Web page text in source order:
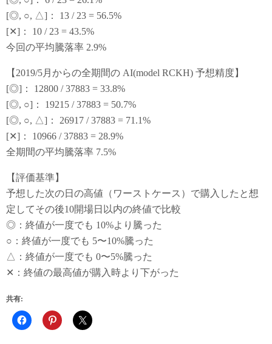
[◎, ○, △]： 13 / 23 = 56.5%
[✕]： 10 / 23 = 43.5%
今回の平均騰落率 2.9%
【2019/5月からの全期間の AI(model RCKH) 予想精度】
[◎]： 12800 / 37883 = 33.8%
[◎, ○]： 19215 / 37883 = 50.7%
[◎, ○, △]： 26917 / 37883 = 71.1%
[✕]： 10966 / 37883 = 28.9%
全期間の平均騰落率 7.5%
【評価基準】
予想した次の日の高値（ワーストケース）で購入したと想
定してその後10開場日以内の終値で比較
◎：終値が一度でも 10%より騰った
○：終値が一度でも 5〜10%騰った
△：終値が一度でも 0〜5%騰った
✕：終値の最高値が購入時より下がった
共有: